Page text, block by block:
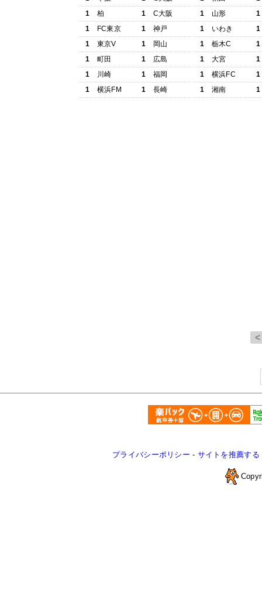
1
柏 1
C大阪
1
FC東京 1
神戸
1
東京V 1
岡山
1
町田 1
広島
1
川崎 1
福岡
1
横浜FM 1 長崎
1
山形
1
1
いわき
1
1
栃木C
1
1
大宮
1
1
横浜FC
1
1
湘南 1
プライバシーポリシー - サイトを推薦する